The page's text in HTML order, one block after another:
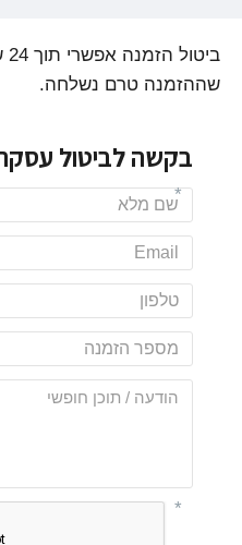
שההזמנה טרם נשלחה.
בקשה לביטול